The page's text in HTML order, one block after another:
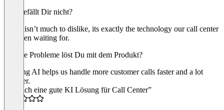
Was gefällt Dir nicht?
There isn’t much to dislike, its exactly the technology our call center
has been waiting for.
Welche Probleme löst Du mit dem Produkt?
Leaping AI helps us handle more customer calls faster and a lot
cheaper.
“Endlich eine gute KI Lösung für Call Center”